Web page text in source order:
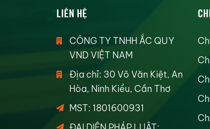
LIÊN HỆ
CÔNG TY TNHH ẮC QUY
VND VIỆT NAM
Địa chỉ: 30 Võ Văn Kiệt, An
Hòa, Ninh Kiều, Cần Thơ
MST: 1801600931